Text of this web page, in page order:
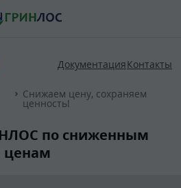
ДокументацияКонтакты
Снижаем цену, сохраняем
ценность!
по сниженным
ценам